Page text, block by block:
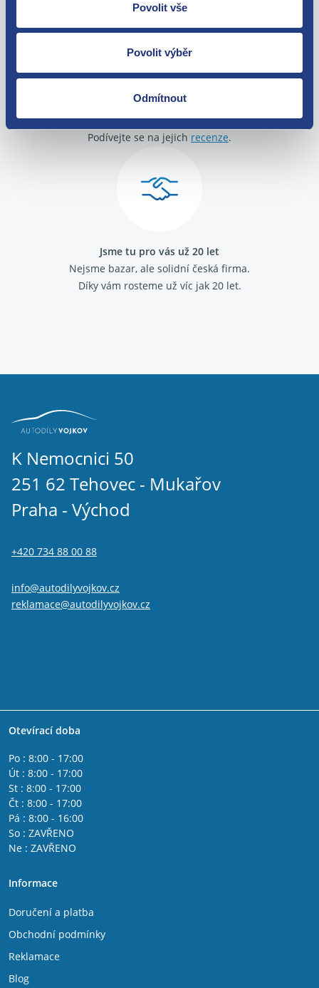
Povolit vše
Povolit výběr
Odmítnout
O své zákazníky se staráme
Máme tisíce spokojených zákazníků.
Podívejte se na jejich recenze.
Jsme tu pro vás už 20 let
Nejsme bazar, ale solidní česká firma.
Díky vám rosteme už víc jak 20 let.
K Nemocnici 50
251 62 Tehovec - Mukařov
Praha - Východ
+420 734 88 00 88
info@autodilyvojkov.cz
reklamace@autodilyvojkov.cz
Otevírací doba
Po : 8:00 - 17:00
Út : 8:00 - 17:00
St : 8:00 - 17:00
Čt : 8:00 - 17:00
Pá : 8:00 - 16:00
So : ZAVŘENO
Ne : ZAVŘENO
Informace
Doručení a platba
Obchodní podmínky
Reklamace
Blog